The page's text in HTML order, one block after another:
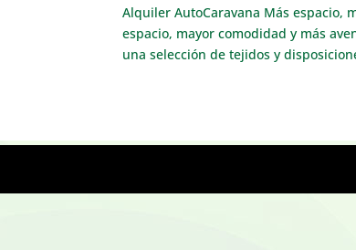
Alquiler AutoCaravana Más espacio,
espacio, mayor comodidad y más
una selección de tejidos y